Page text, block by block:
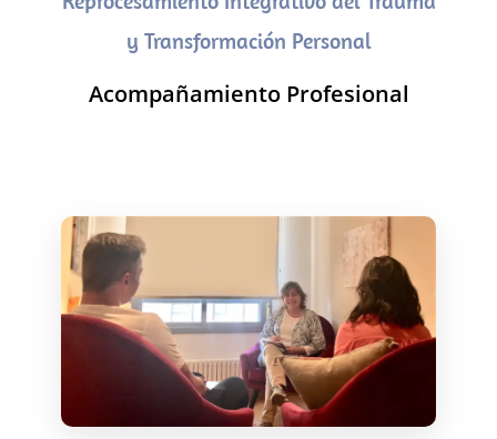
y Transformación Personal
Acompañamiento Profesional